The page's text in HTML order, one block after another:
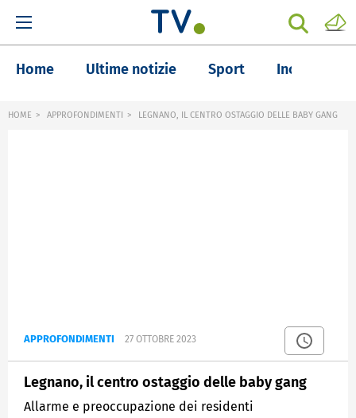
Home Ultime notizie Sport Inchieste
HOME APPROFONDIMENTI LEGNANO, IL CENTRO OSTAGGIO DELLE BABY GANG
APPROFONDIMENTI 27 OTTOBRE 2023
Legnano, il centro ostaggio delle baby gang
Allarme e preoccupazione dei residenti